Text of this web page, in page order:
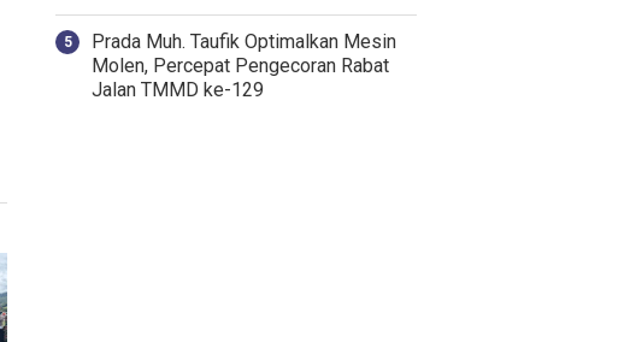
Prada Muh. Taufik Optimalkan Mesin
Molen, Percepat Pengecoran Rabat
Jalan TMMD ke-129